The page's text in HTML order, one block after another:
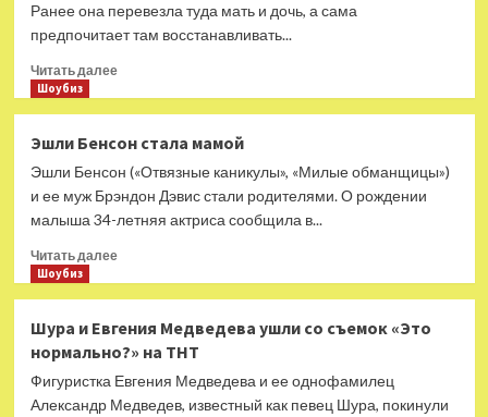
Латвии
Ранее она перевезла туда мать и дочь, а сама
предпочитает там восстанавливать...
Читать далееПрочитать
Милявская
уехала
в
сдала
Шоубиз
Эшли Бенсон стала мамой
Эшли Бенсон («Отвязные каникулы», «Милые обманщицы»)
и ее муж Брэндон Дэвис стали родителями. О рождении
малыша 34-летняя актриса сообщила в...
Читать далееПрочитать
Бенсон
стала
мамой
Шоубиз
Шура и Евгения Медведева ушли со съемок «Это
нормально?» на ТНТ
Фигуристка Евгения Медведева и ее однофамилец
Александр Медведев, известный как певец Шура, покинули